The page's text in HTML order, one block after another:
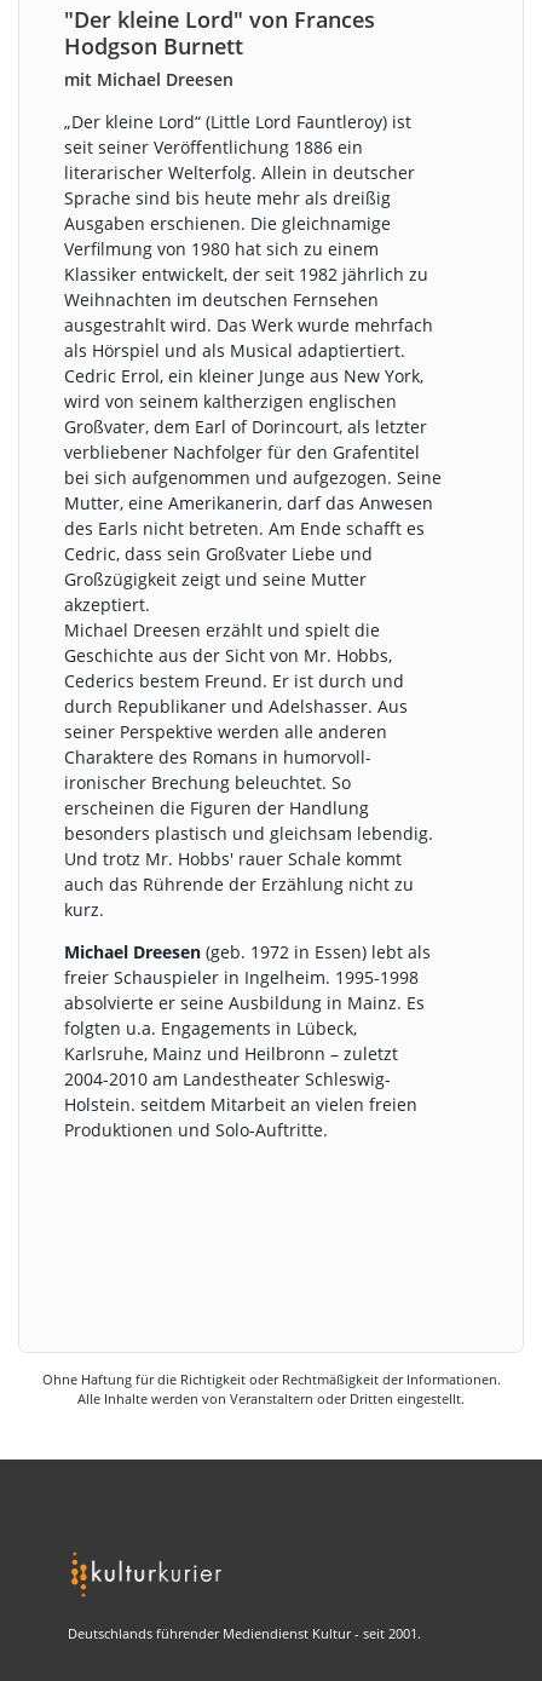
"Der kleine Lord" von Frances
Hodgson Burnett
mit Michael Dreesen
„Der kleine Lord“ (Little Lord Fauntleroy) ist
seit seiner Veröffentlichung 1886 ein
literarischer Welterfolg. Allein in deutscher
Sprache sind bis heute mehr als dreißig
Ausgaben erschienen. Die gleichnamige
Verfilmung von 1980 hat sich zu einem
Klassiker entwickelt, der seit 1982 jährlich zu
Weihnachten im deutschen Fernsehen
ausgestrahlt wird. Das Werk wurde mehrfach
als Hörspiel und als Musical adaptiertiert.
Cedric Errol, ein kleiner Junge aus New York,
wird von seinem kaltherzigen englischen
Großvater, dem Earl of Dorincourt, als letzter
verbliebener Nachfolger für den Grafentitel
bei sich aufgenommen und aufgezogen. Seine
Mutter, eine Amerikanerin, darf das Anwesen
des Earls nicht betreten. Am Ende schafft es
Cedric, dass sein Großvater Liebe und
Großzügigkeit zeigt und seine Mutter
akzeptiert.
Michael Dreesen erzählt und spielt die
Geschichte aus der Sicht von Mr. Hobbs,
Cederics bestem Freund. Er ist durch und
durch Republikaner und Adelshasser. Aus
seiner Perspektive werden alle anderen
Charaktere des Romans in humorvoll-
ironischer Brechung beleuchtet. So
erscheinen die Figuren der Handlung
besonders plastisch und gleichsam lebendig.
Und trotz Mr. Hobbs' rauer Schale kommt
auch das Rührende der Erzählung nicht zu
kurz.
Michael Dreesen (geb. 1972 in Essen) lebt als
freier Schauspieler in Ingelheim. 1995-1998
absolvierte er seine Ausbildung in Mainz. Es
folgten u.a. Engagements in Lübeck,
Karlsruhe, Mainz und Heilbronn – zuletzt
2004-2010 am Landestheater Schleswig-
Holstein. seitdem Mitarbeit an vielen freien
Produktionen und Solo-Auftritte.
Ohne Haftung für die Richtigkeit oder Rechtmäßigkeit der Informationen.
Alle Inhalte werden von Veranstaltern oder Dritten eingestellt.
Deutschlands führender Mediendienst Kultur - seit 2001.